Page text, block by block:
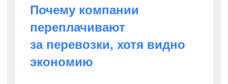
Почему компании
переплачивают
за перевозки, хотя видно
экономию